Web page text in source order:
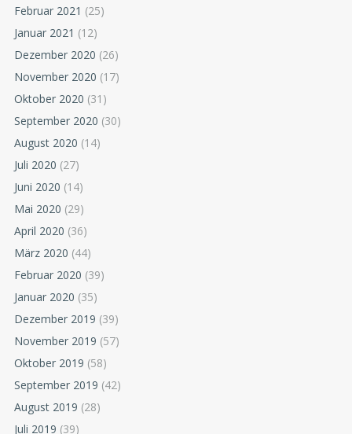
Februar 2021 (25)
Januar 2021 (12)
Dezember 2020 (26)
November 2020 (17)
Oktober 2020 (31)
September 2020 (30)
August 2020 (14)
Juli 2020 (27)
Juni 2020 (14)
Mai 2020 (29)
April 2020 (36)
März 2020 (44)
Februar 2020 (39)
Januar 2020 (35)
Dezember 2019 (39)
November 2019 (57)
Oktober 2019 (58)
September 2019 (42)
August 2019 (28)
Juli 2019 (39)